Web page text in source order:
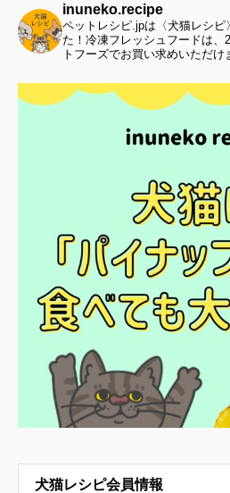
inuneko.recipe
ペットレシピ.jpは〈犬猫レシ
た！冷凍フレッシュフードは、
トフーズでお買い求めいただ
犬猫レシピ会員情報